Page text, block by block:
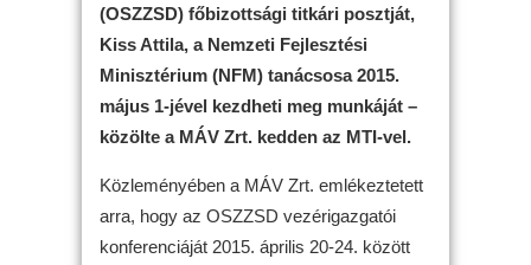
(OSZZSD) főbizottsági titkári posztját,
Kiss Attila, a Nemzeti Fejlesztési
Minisztérium (NFM) tanácsosa 2015.
május 1-jével kezdheti meg munkáját –
közölte a MÁV Zrt. kedden az MTI-vel.
Közleményében a MÁV Zrt. emlékeztetett
arra, hogy az OSZZSD vezérigazgatói
konferenciáját 2015. április 20-24. között